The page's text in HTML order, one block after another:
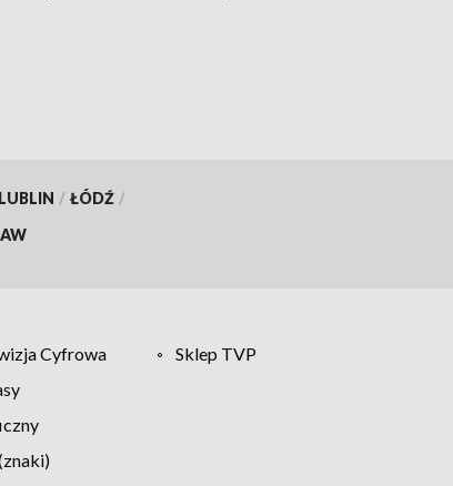
LUBLIN / ŁÓDŹ /
Cyfrowa
Sklep TVP